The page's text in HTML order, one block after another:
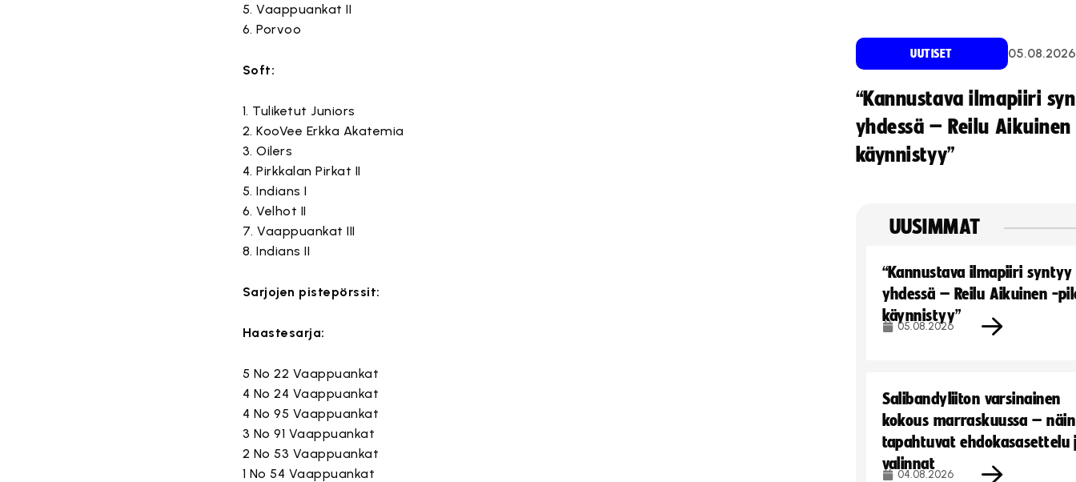
5. Vaappuankat II
6. Porvoo
Soft:
1. Tuliketut Juniors
2. KooVee Erkka Akatemia
3. Oilers
4. Pirkkalan Pirkat II
5. Indians I
6. Velhot II
7. Vaappuankat III
8. Indians II
Sarjojen pistepörssit:
Haastesarja:
5 No 22 Vaappuankat
4 No 24 Vaappuankat
4 No 95 Vaappuankat
3 No 91 Vaappuankat
2 No 53 Vaappuankat
1 No 54 Vaappuankat
UUTISET 05.08.2026
“Kannustava ilmapiiri
yhdessä – Reilu
käynnistyy”
UUSIMMAT
“Kannustava ilmapiiri syntyy
yhdessä – Reilu Aikuinen -
käynnistyy”
05.08.2026
Salibandyliiton varsinainen
kokous marraskuussa – näin
tapahtuvat ehdokasasettelu
valinnat
04.08.2026